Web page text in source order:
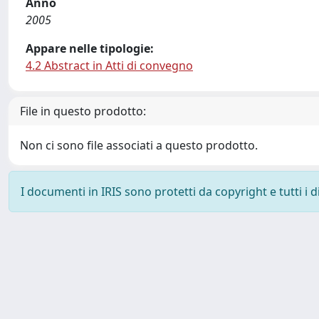
2005
Appare nelle tipologie:
4.2 Abstract in Atti di convegno
File in questo prodotto:
Non ci sono file associati a questo prodotto.
I documenti in IRIS sono protetti da copyright e tutti i